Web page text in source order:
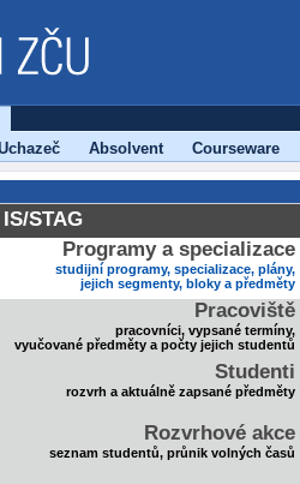
Absolvent Courseware
STAG
Programy a specializace
studijní programy, specializace, plány,
jejich segmenty, bloky a předměty
Pracoviště
pracovníci, vypsané termíny,
vyučované předměty a počty jejich studentů
Studenti
rozvrh a aktuálně zapsané předměty
Rozvrhové akce
seznam studentů, průnik volných časů